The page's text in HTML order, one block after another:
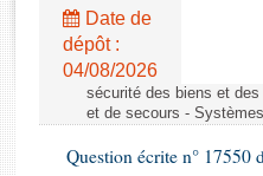
Rapports législatifs
Rapports sur l'application des
Baromètre de l’application
Dossiers législatifs
Date de
dépôt :
04/08/2026
sécurité des biens et
et de secours -
Question écrite n°